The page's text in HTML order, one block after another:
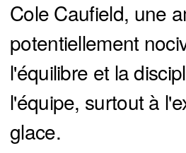
Cole Caufield, une
potentiellement
l'équilibre et la
l'équipe, surtout à
glace.